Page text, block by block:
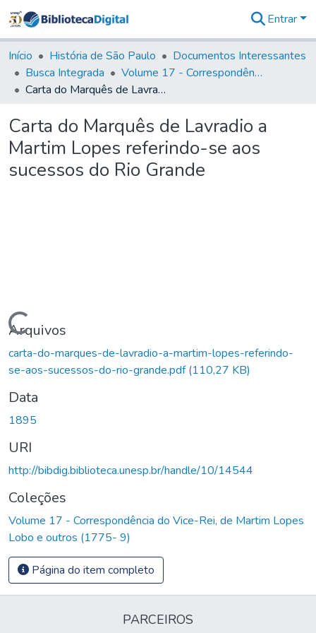
&
Coleções
Tudo na
Biblioteca
Estatísticas
Entrar
Início História de São Paulo
Documentos Interessantes
Busca Integrada
Volume 17 - Correspondência do Vice-Rei, de Martim Lopes Lobo e outros (1775- 9)
Carta do Marquês de Lavradio a Martim Lopes referindo-se aos sucessos do Rio Grande
Carta do Marquês de Lavradio a
Martim Lopes referindo-se aos
sucessos do Rio Grande
Carregando...
Arquivos
carta-do-marques-de-lavradio-a-martim-lopes-referindo-
se-aos-sucessos-do-rio-grande.pdf(110,27 KB)
Data
1895
URI
http://bibdig.biblioteca.unesp.br/handle/10/14544
Coleções
Volume 17 - Correspondência do Vice-Rei, de Martim Lopes
Lobo e outros (1775- 9)
Página do item completo
PARCEIROS